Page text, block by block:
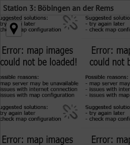
Station 3: Böbingen an der Rems